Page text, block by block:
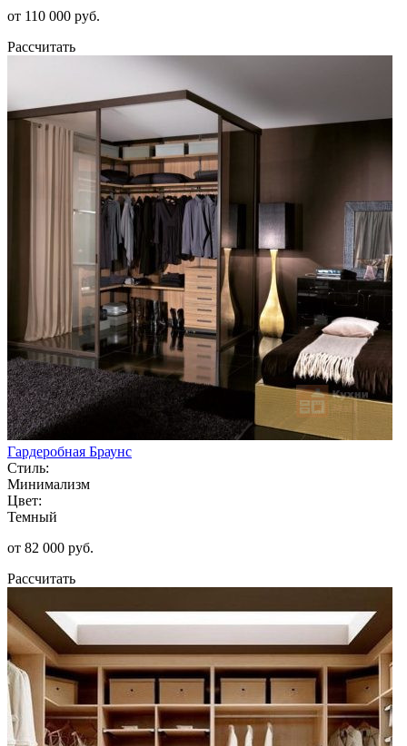
от 110 000 руб.
Рассчитать
Гардеробная Браунс
Стиль:
Минимализм
Цвет:
Темный
от 82 000 руб.
Рассчитать